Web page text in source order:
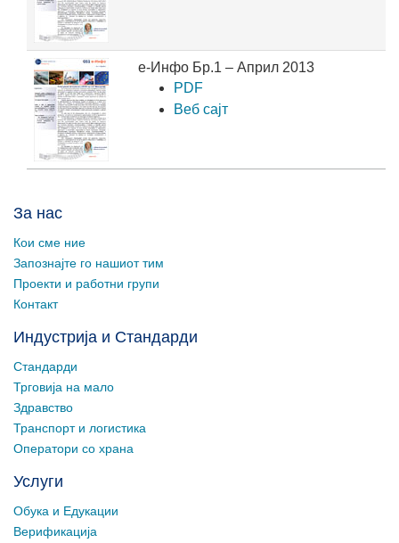
е-Инфо Бр.1 – Април 2013
PDF
Веб сајт
За нас
Кои сме ние
Запознајте го нашиот тим
Проекти и работни групи
Контакт
Индустрија и Стандарди
Стандарди
Трговија на мало
Здравство
Транспорт и логистика
Оператори со храна
Услуги
Обука и Едукации
Верификација